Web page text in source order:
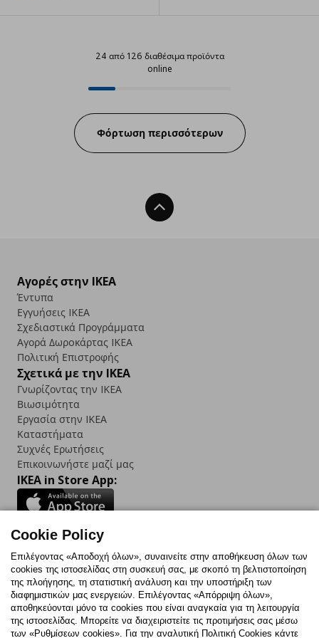
24 από 126 διαθέσιμα προϊόντα
online
24 από 126 διαθέσιμα προϊόντα
Progress:
Φόρτωση περισσότερων
Back To Top
Αγορές στην IKEA
Έντυπα
Εγγυήσεις IKEA
Σχεδιαστικά Προγράμματα
Αγορά Δωρoκάρτας IKEA
Πολιτική Επιστροφής
Σχετικά με την IKEA
Γνωρίζοντας την IKEA
Βιωσιμότητα
Εργασία στην IKEA
Καταστήματα
Συχνές Ερωτήσεις
Επικοινωνήστε μαζί μας
IKEA in Store App:
Follow us:
FacebookInstagram
TikTokYoutubePinterestTwitter
Cookie Policy
Επιλέγοντας «Αποδοχή όλων», συναινείτε στην αποθήκευση όλων των
cookies της ιστοσελίδας στη συσκευή σας, με σκοπό τη βελτιστοποίηση
της πλοήγησης, τη στατιστική ανάλυση και την υποστήριξη των
διαφημιστικών μας ενεργειών. Επιλέγοντας «Απόρριψη όλων»,
αποθηκεύονται μόνο τα cookies που είναι αναγκαία για τη λειτουργία
της ιστοσελίδας. Μπορείτε να διαχειριστείτε τις προτιμήσεις σας μέσω
των «Ρυθμίσεων cookies». Για την αναλυτική Πολιτική Cookies κάντε